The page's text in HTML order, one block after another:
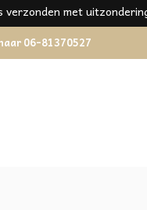
met
06-81370527